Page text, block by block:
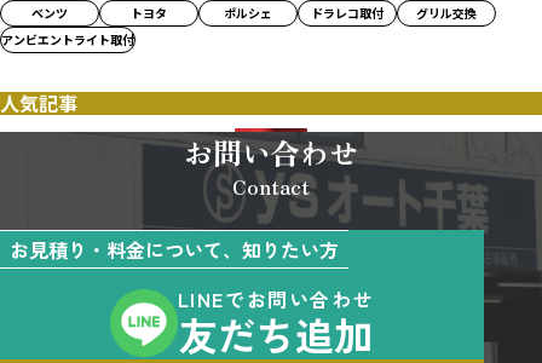
ベンツ トヨタ ポルシェ ドラレコ取付
グリル交換
アンビエントライト取付
人気記事
お問い合わせ
Contact
お見積り・料金について、知りたい方
LINEでお問い合わせ
友だち追加